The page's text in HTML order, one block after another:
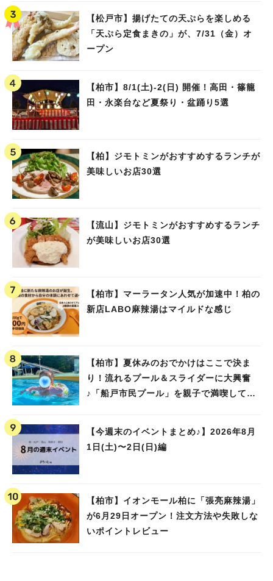
【松戸市】揚げたての天ぷらを楽しめる
「天ぷら定食まきの」が、7/31（金）オ
ープン
【柏市】8/1(土)‐2(日) 開催！高田・篠籠
田・永楽台など夏祭り・盆踊り5選
【柏】ジモトミンがおすすめするランチが
美味しいお店30選
【流山】ジモトミンがおすすめするランチ
が美味しいお店30選
【柏市】マーラータン人気が加速中！柏の
新店LABO麻辣湯はマイルドな感じ
【柏市】夏休みのおでかけはここで決ま
り！流れるプール＆スライダーに大興奮
♪「船戸市民プール」を親子で満喫してき
【今週末のイベントまとめ♪】2026年8月
1日(土)〜2日(日)編
【柏市】イオンモール柏に「張亮麻辣湯」
が6月29日オープン！注文方法や失敗しな
いポイントレビュー